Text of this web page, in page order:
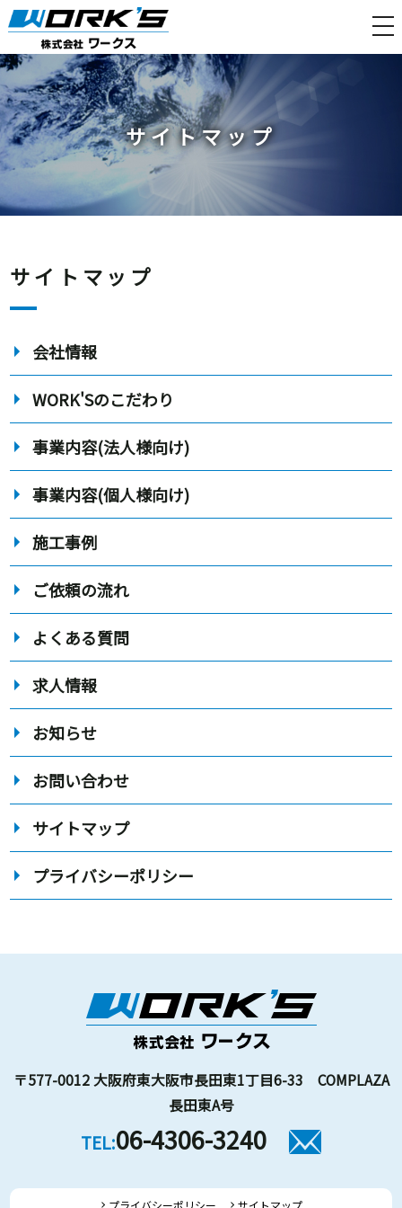
サイトマップ
サイトマップ
会社情報
WORK'Sのこだわり
事業内容(法人様向け)
事業内容(個人様向け)
施工事例
ご依頼の流れ
よくある質問
求人情報
お知らせ
お問い合わせ
サイトマップ
プライバシーポリシー
〒577-0012 大阪府東大阪市長田東1丁目6-33 COMPLAZA
長田東A号
TEL:06-4306-3240
プライバシーポリシー サイトマップ